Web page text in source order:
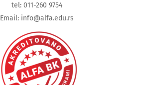
tel: 011-260 9754
Email: info@alfa.edu.rs